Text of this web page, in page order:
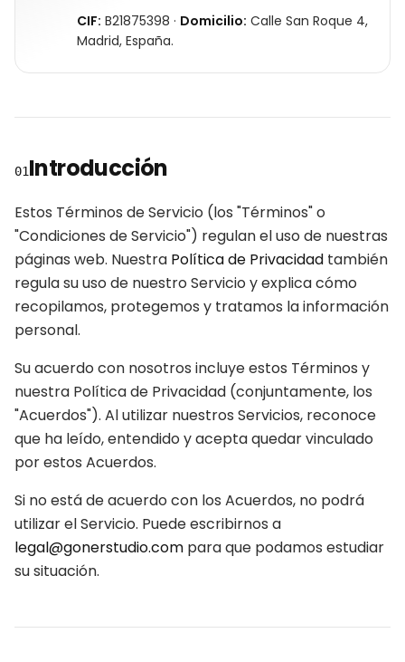
CIF: B21875398 · Domicilio: Calle San Roque 4,
Madrid, España.
01Introducción
Estos Términos de Servicio (los "Términos" o
"Condiciones de Servicio") regulan el uso de nuestras
páginas web. Nuestra Política de Privacidad también
regula su uso de nuestro Servicio y explica cómo
recopilamos, protegemos y tratamos la información
personal.
Su acuerdo con nosotros incluye estos Términos y
nuestra Política de Privacidad (conjuntamente, los
"Acuerdos"). Al utilizar nuestros Servicios, reconoce
que ha leído, entendido y acepta quedar vinculado
por estos Acuerdos.
Si no está de acuerdo con los Acuerdos, no podrá
utilizar el Servicio. Puede escribirnos a
legal@gonerstudio.com para que podamos estudiar
su situación.